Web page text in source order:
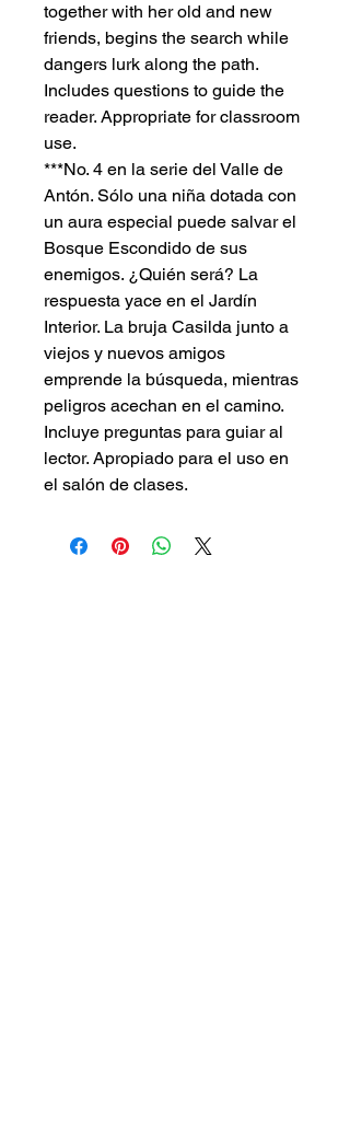
together with her old and new
friends, begins the search while
dangers lurk along the path.
Includes questions to guide the
reader. Appropriate for classroom
use.
***No. 4 en la serie del Valle de
Antón. Sólo una niña dotada con
un aura especial puede salvar el
Bosque Escondido de sus
enemigos. ¿Quién será? La
respuesta yace en el Jardín
Interior. La bruja Casilda junto a
viejos y nuevos amigos
emprende la búsqueda, mientras
peligros acechan en el camino.
Incluye preguntas para guiar al
lector. Apropiado para el uso en
el salón de clases.